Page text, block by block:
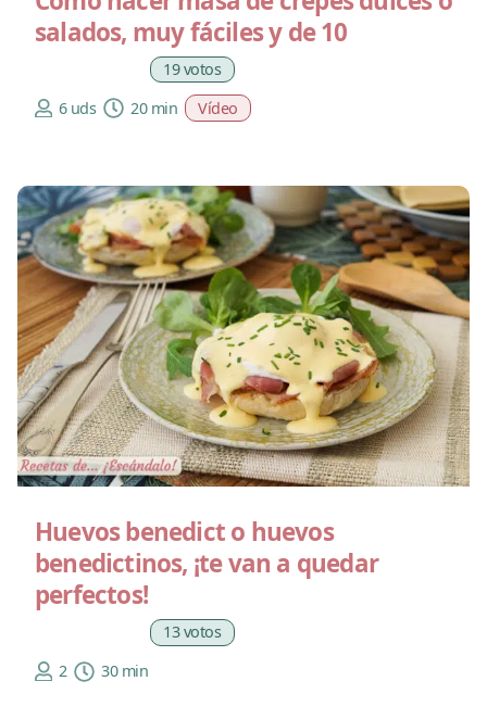
salados, muy fáciles y de 10
19 votos
6 uds
20 min Vídeo
Huevos benedict o huevos
benedictinos, ¡te van a quedar
perfectos!
13 votos
2
30 min